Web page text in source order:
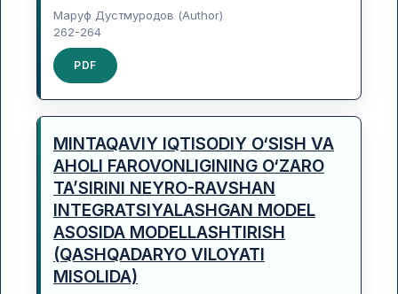
Маруф Дустмуродов (Author)
262-264
PDF
MINTAQAVIY IQTISODIY O‘SISH VA
AHOLI FAROVONLIGINING O‘ZARO
TA’SIRINI NEYRO-RAVSHAN
INTEGRATSIYALASHGAN MODEL
ASOSIDA MODELLASHTIRISH
(QASHQADARYO VILOYATI
MISOLIDA)